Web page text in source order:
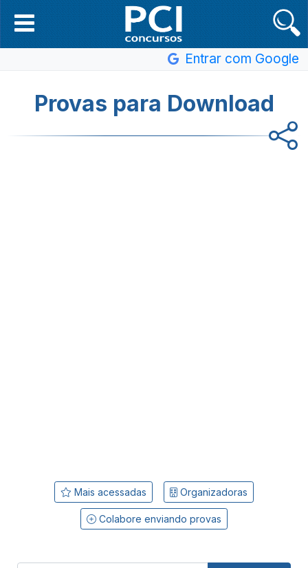
Entrar com Google
Provas para Download
Mais acessadas Organizadoras
Colabore enviando provas